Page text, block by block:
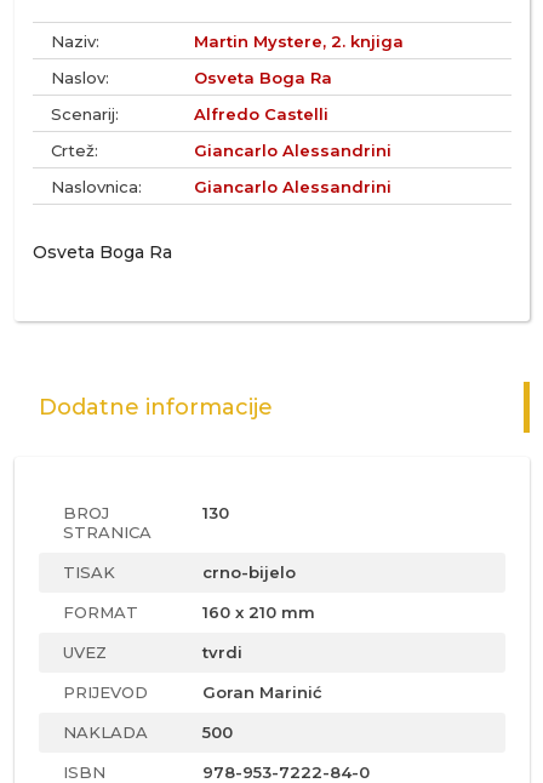
Naziv:
Martin Mystere, 2. knjiga
Naslov:
Osveta Boga Ra
Scenarij:
Alfredo Castelli
Crtež:
Giancarlo Alessandrini
Naslovnica:
Giancarlo Alessandrini
Osveta Boga Ra
Dodatne informacije
BROJ
STRANICA
130
TISAK crno-bijelo
FORMAT 160 x 210 mm
UVEZ tvrdi
PRIJEVOD Goran Marinić
NAKLADA 500
ISBN 978-953-7222-84-0